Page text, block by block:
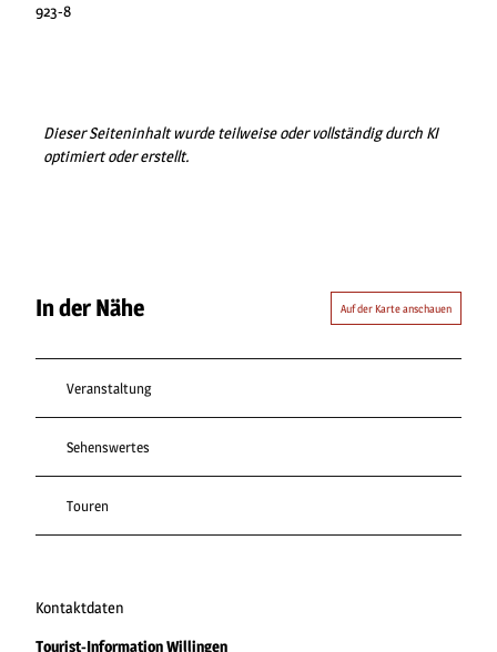
923-8
Dieser Seiteninhalt wurde teilweise oder vollständig durch KI
optimiert oder erstellt.
In der Nähe Auf der Karte anschauen
Veranstaltung
Sehenswertes
Touren
Kontaktdaten
Tourist-Information Willingen